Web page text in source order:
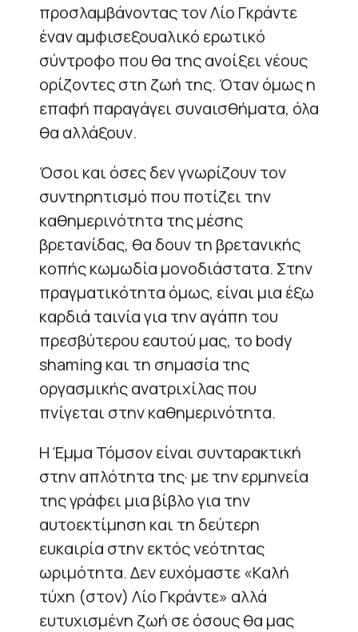
προσλαμβάνοντας τον Λίο Γκράντε
έναν αμφισεξουαλικό ερωτικό
σύντροφο που θα της ανοίξει νέους
ορίζοντες στη ζωή της. Όταν όμως η
επαφή παραγάγει συναισθήματα, όλα
θα αλλάξουν.
Όσοι και όσες δεν γνωρίζουν τον
συντηρητισμό που ποτίζει την
καθημερινότητα της μέσης
βρετανίδας, θα δουν τη βρετανικής
κοπής κωμωδία μονοδιάστατα. Στην
πραγματικότητα όμως, είναι μια έξω
καρδιά ταινία για την αγάπη του
πρεσβύτερου εαυτού μας, το body
shaming και τη σημασία της
οργασμικής ανατριχίλας που
πνίγεται στην καθημερινότητα.
Η Έμμα Τόμσον είναι συνταρακτική
στην απλότητα της· με την ερμηνεία
της γράφει μια βίβλο για την
αυτοεκτίμηση και τη δεύτερη
ευκαιρία στην εκτός νεότητας
ωριμότητα. Δεν ευχόμαστε «Καλή
τύχη (στον) Λίο Γκράντε» αλλά
ευτυχισμένη ζωή σε όσους θα μας